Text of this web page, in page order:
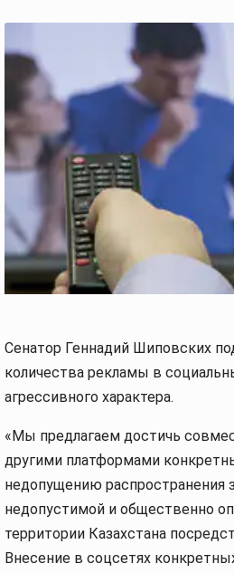
Сенатор Геннадий Шиповских
количества рекламы в
агрессивного характера.
«Мы предлагаем достичь
другими платформами
недопущению распространения
недопустимой и общественно
территории Казахстана
Внесение в соцсетях